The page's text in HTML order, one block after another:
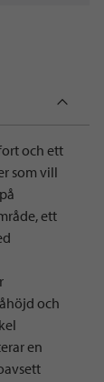
och ett
som vill
ett
och
en